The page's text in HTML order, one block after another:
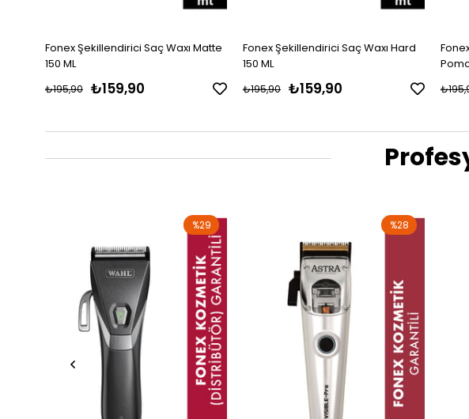
Fonex Şekillendirici Saç Waxı Matte
150 ML
₺159,90
₺195,90
Fonex Şekillendirici Saç Waxı Hard
150 ML
₺159,90
₺195,90
%29 %28